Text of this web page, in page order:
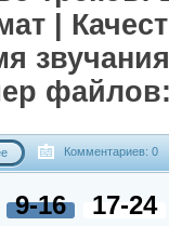
|
Комментариев: 0
9-16 17-24